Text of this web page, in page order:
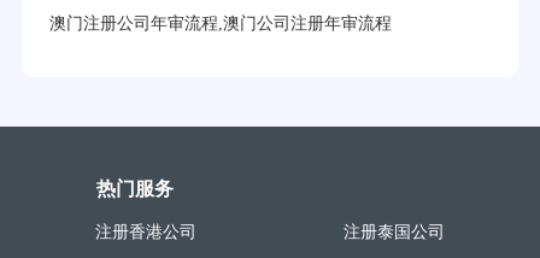
澳门注册公司年审流程,澳门公司注册年审流程
热门服务
注册香港公司
注册泰国公司